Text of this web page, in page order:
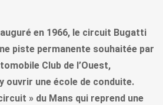
en 1966, le circuit Bugatti
piste permanente souhaitée par
Club de l’Ouest,
ouvrir une école de conduite.
» du Mans qui reprend une